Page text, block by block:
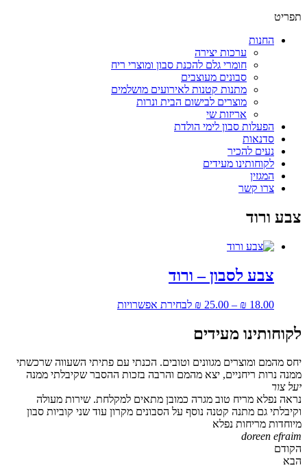
תפריט
החנות
ערכות יצירה
חומרי גלם להכנת סבון ומוצרי ריח
סבונים מעוצבים
מתנות קטנות לאירועים מושלמים
מוצרים לבישום הבית ונרות
אריזות שי
הפעלות סבון לימי הולדת
סדנאות
נעים להכיר
לקוחותינו מעידים
המגזין
צרו קשר
צבע ורוד
צבע לסבון – ורוד
₪ 18.00
–
₪ 25.00 לבחירת אפשרויות
ניתן
לבחור
האפשרויות
בעמוד
לקוחותינו מעידים
יחס מהמם ומוצרים מגוונים וטובים. הכנתי עם פתיתי השעווה שרכשתי
ממנה נרות ריחניים, יצא מהמם והרבה בזכות ההסבר שקיבלתי ממנה
יעל צור
נראה נפלא מריח טוב מגרה כמובן מתאים למקלחת. שירות מעולה
וקיבלתי גם מתנה קטנה נוסף על הסבונים מקרון עוד שני קוביות סבון
מיוחדות מריחות נפלא
doreen efraim
הקודם
הבא